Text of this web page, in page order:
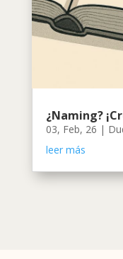
¿Naming?
03, Feb, 26 |
leer más